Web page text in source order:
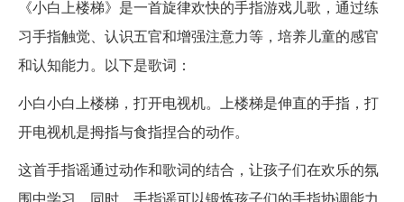
《小白上楼梯》是一首旋律欢快的手指游戏儿歌，通过练
习手指触觉、认识五官和增强注意力等，培养儿童的感官
和认知能力。以下是歌词：
小白小白上楼梯，打开电视机。上楼梯是伸直的手指，打
开电视机是拇指与食指捏合的动作。
这首手指谣通过动作和歌词的结合，让孩子们在欢乐的氛
围中学习。同时，手指谣可以锻炼孩子们的手指协调能力